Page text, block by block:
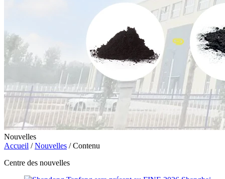
Nouvelles
Accueil /Nouvelles /Contenu
Centre des nouvelles